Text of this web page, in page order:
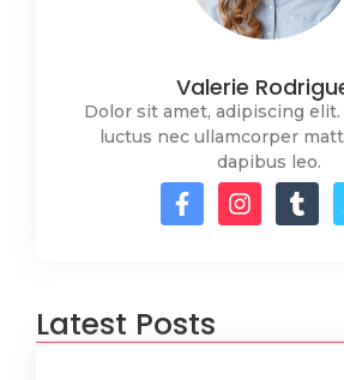
Valerie
Dolor sit amet, adipiscing
luctus nec ullamcorper
dapibus leo.
Latest Posts